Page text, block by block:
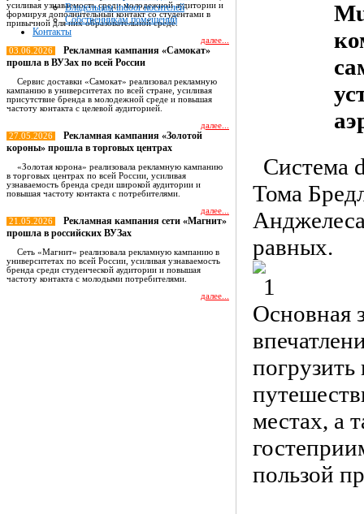
Владельцам indoor носителей
Собственникам помещений
Контакты
усиливая узнаваемость среди молодежной аудитории и
формируя дополнительный контакт со студентами в
привычной для них образовательной среде.
далее...
03.06.2026
Рекламная кампания «Самокат»
прошла в ВУЗах по всей России
Сервис доставки «Самокат» реализовал рекламную
кампанию в университетах по всей стране, усиливая
присутствие бренда в молодежной среде и повышая
частоту контакта с целевой аудиторией.
далее...
27.05.2026
Рекламная кампания «Золотой
короны» прошла в торговых центрах
«Золотая корона» реализовала рекламную кампанию
в торговых центрах по всей России, усиливая
узнаваемость бренда среди широкой аудитории и
повышая частоту контакта с потребителями.
далее...
21.05.2026
Рекламная кампания сети «Магнит»
прошла в российских ВУЗах
Сеть «Магнит» реализовала рекламную кампанию в
университетах по всей России, усиливая узнаваемость
бренда среди студенческой аудитории и повышая
частоту контакта с молодыми потребителями.
далее...
Система
Тома
равных.
Основная
местах, а
пользой